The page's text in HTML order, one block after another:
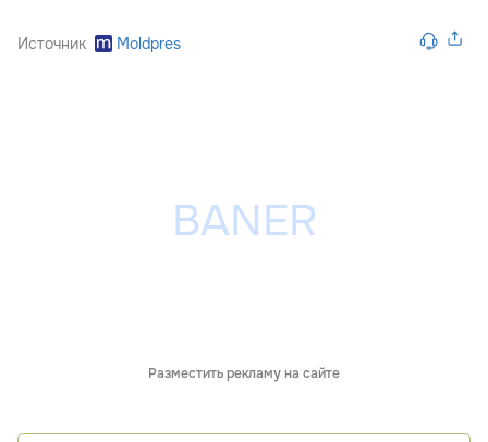
Источник Moldpres
Разместить рекламу на сайте